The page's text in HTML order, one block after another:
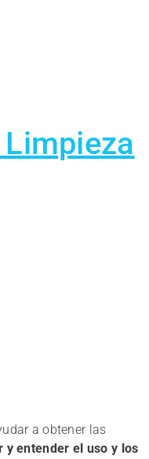
a obtener las
y entender el uso y los